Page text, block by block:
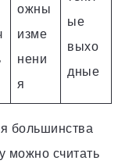
ожны
изме
нени
я
ые
выхо
дные
большинства
можно считать